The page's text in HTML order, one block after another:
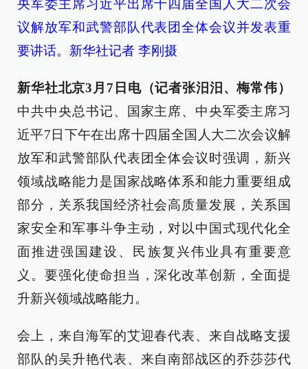
央军委主席习近平出席十四届全国人大二次会
议解放军和武警部队代表团全体会议并发表重
要讲话。新华社记者 李刚摄
新华社北京3月7日电（记者张汨汨、梅常伟）
中共中央总书记、国家主席、中央军委主席习
近平7日下午在出席十四届全国人大二次会议解
放军和武警部队代表团全体会议时强调，新兴
领域战略能力是国家战略体系和能力重要组成
部分，关系我国经济社会高质量发展，关系国
家安全和军事斗争主动，对以中国式现代化全
面推进强国建设、民族复兴伟业具有重要意
义。要强化使命担当，深化改革创新，全面提
升新兴领域战略能力。
会上，来自海军的艾迎春代表、来自战略支援
部队的吴升艳代表、来自南部战区的乔莎莎代